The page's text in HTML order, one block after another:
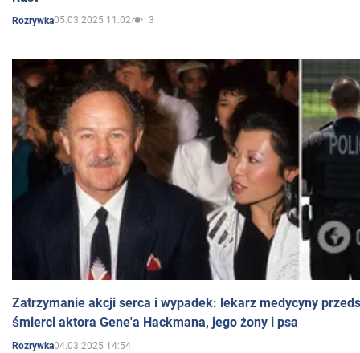
Rozrywka05.03.2025 11:02 3
Zatrzymanie akcji serca i wypadek: lekarz medycyny
śmierci aktora Gene'a Hackmana, jego żony i psa
Rozrywka04.03.2025 14:54